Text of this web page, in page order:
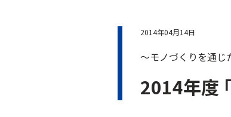
2014年04月14日
～モノづくりを通じ
2014年度